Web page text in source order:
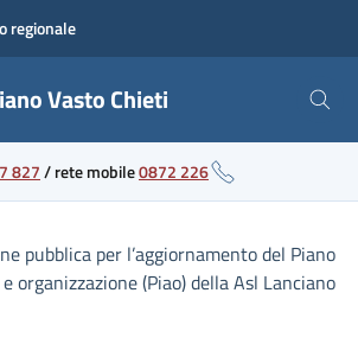
regionale
Vasto Chieti
827/rete mobile0872 226
pubblica per l’aggiornamento del Piano
organizzazione (Piao) della Asl Lanciano